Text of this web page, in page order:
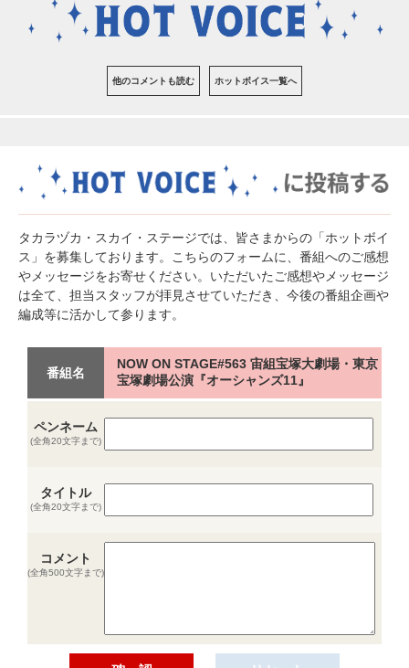
他のコメントも読む ホットボイス一覧へ
タカラヅカ・スカイ・ステージでは、皆さまからの「ホットボイ
ス」を募集しております。こちらのフォームに、番組へのご感想
やメッセージをお寄せください。いただいたご感想やメッセージ
は全て、担当スタッフが拝見させていただき、今後の番組企画や
編成等に活かして参ります。
番組名
NOW ON STAGE#563 宙組宝塚大劇場・東京
宝塚劇場公演『オーシャンズ11』
ペンネーム
(全角20文字まで)
タイトル
(全角20文字まで)
コメント
(全角500文字まで)